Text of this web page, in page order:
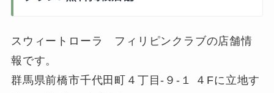
スウィートローラ フィリピンクラブの店舗情
報です。
群馬県前橋市千代田町４丁目-９-１ ４Fに立地す